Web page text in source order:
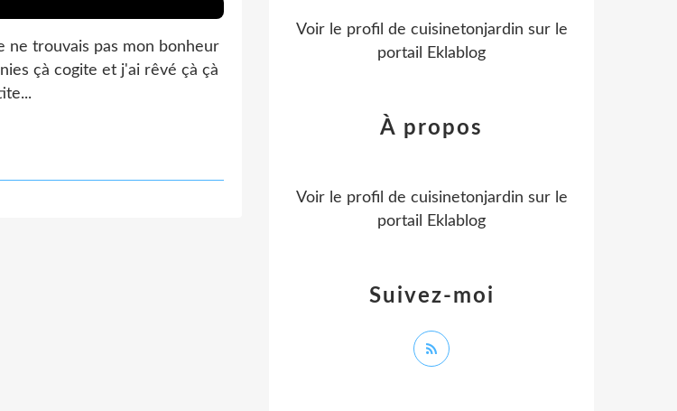
ne trouvais pas mon bonheur
çà cogite et j'ai rêvé çà çà
Voir le profil de cuisinetonjardin sur le
portail Eklablog
Suivez-moi
À propos
Voir le profil de cuisinetonjardin sur le
portail Eklablog